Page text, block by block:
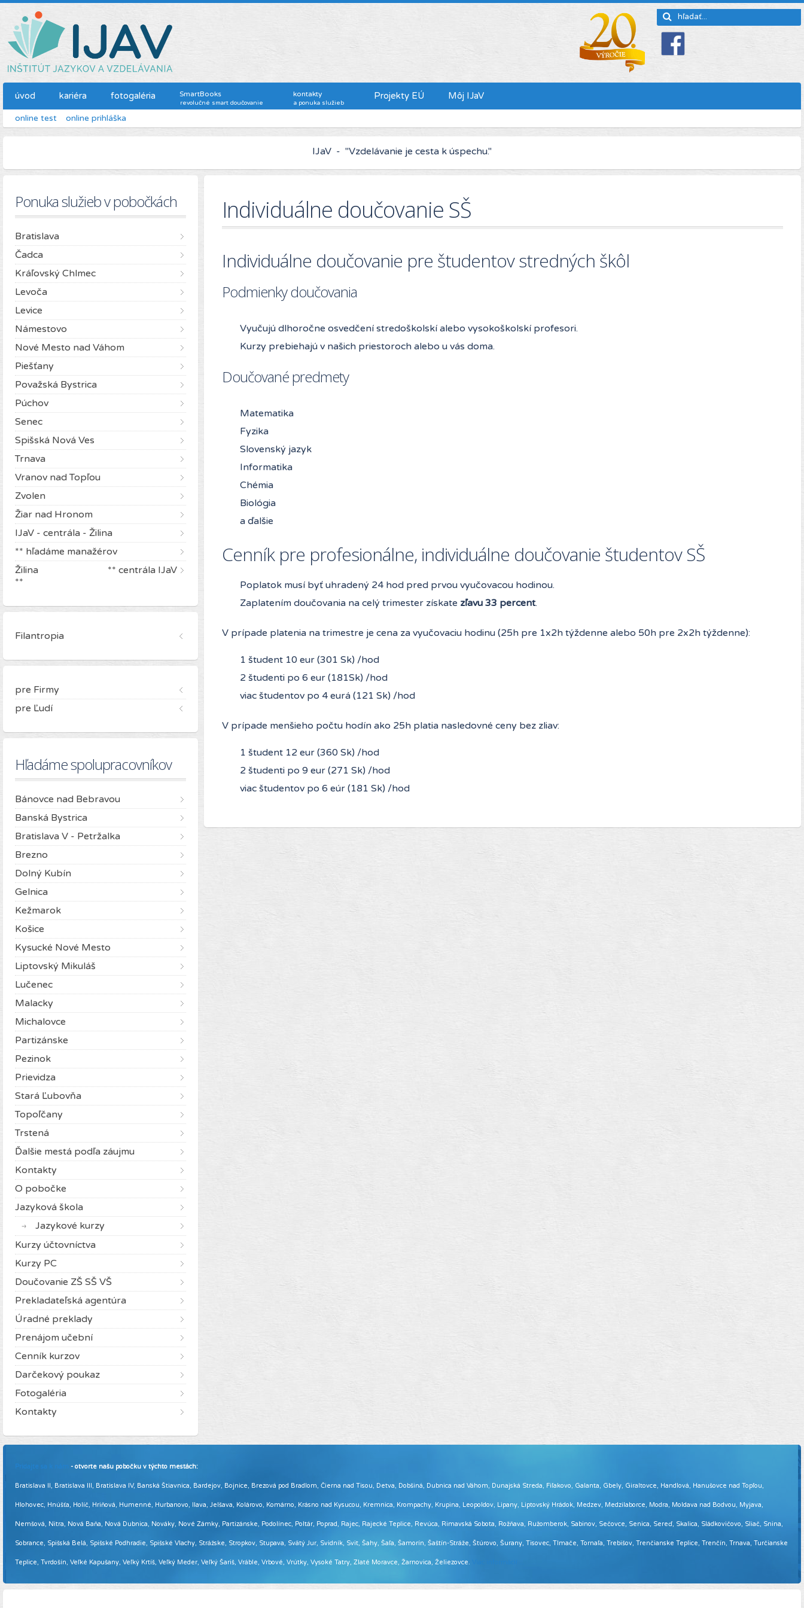
úvod kariéra fotogaléria SmartBooks
revolučné smart doučovanie
kontakty
a ponuka služieb
Projekty EÚ Môj IJaV
online test online prihláška
IJaV - "Kto chce viac zarábať, musí sa viac vzdelávať."
Individuálne doučovanie SŠ
Individuálne doučovanie pre študentov stredných škôl
Podmienky doučovania
Vyučujú dlhoročne osvedčení stredoškolskí alebo vysokoškolskí profesori.
Kurzy prebiehajú v našich priestoroch alebo u vás doma.
Doučované predmety
Matematika
Fyzika
Slovenský jazyk
Informatika
Chémia
Biológia
a ďalšie
Cenník pre profesionálne, individuálne doučovanie študentov SŠ
Poplatok musí byť uhradený 24 hod pred prvou vyučovacou hodinou.
Zaplatením doučovania na celý trimester získate zľavu 33 percent.
V prípade platenia na trimestre je cena za vyučovaciu hodinu (25h pre 1x2h týždenne alebo 50h pre 2x2h týždenne):
1 študent 10 eur (301 Sk) /hod
2 študenti po 6 eur (181Sk) /hod
viac študentov po 4 eurá (121 Sk) /hod
V prípade menšieho počtu hodín ako 25h platia nasledovné ceny bez zliav:
1 študent 12 eur (360 Sk) /hod
2 študenti po 9 eur (271 Sk) /hod
viac študentov po 6 eúr (181 Sk) /hod
Ponuka služieb v pobočkách
Bratislava
Čadca
Kráľovský Chlmec
Levoča
Levice
Námestovo
Nové Mesto nad Váhom
Piešťany
Považská Bystrica
Púchov
Senec
Spišská Nová Ves
Trnava
Vranov nad Topľou
Zvolen
Žiar nad Hronom
IJaV - centrála - Žilina
** hľadáme manažérov
Žilina ** centrála IJaV
**
Filantropia
pre Firmy
pre Ľudí
Hľadáme spolupracovníkov
Bánovce nad Bebravou
Banská Bystrica
Bratislava V - Petržalka
Brezno
Dolný Kubín
Gelnica
Kežmarok
Košice
Kysucké Nové Mesto
Liptovský Mikuláš
Lučenec
Malacky
Michalovce
Partizánske
Pezinok
Prievidza
Stará Ľubovňa
Topoľčany
Trstená
Ďalšie mestá podľa záujmu
Kontakty
O pobočke
Jazyková škola
Jazykové kurzy
Kurzy účtovníctva
Kurzy PC
Doučovanie ZŠ SŠ VŠ
Prekladateľská agentúra
Úradné preklady
Prenájom učební
Cenník kurzov
Darčekový poukaz
Fotogaléria
Kontakty
Pridajte sa k nám - otvorte našu pobočku v týchto mestách:
Bratislava II, Bratislava III, Bratislava IV, Banská Štiavnica, Bardejov, Bojnice, Brezová pod Bradlom, Čierna nad Tisou, Detva, Dobšiná, Dubnica nad Váhom, Dunajská Streda, Fiľakovo, Galanta, Gbely, Giraltovce, Handlová, Hanušovce nad Topľou,
Hlohovec, Hnúšťa, Holíč, Hriňová, Humenné, Hurbanovo, Ilava, Jelšava, Kolárovo, Komárno, Krásno nad Kysucou, Kremnica, Krompachy, Krupina, Leopoldov, Lipany, Liptovský Hrádok, Medzev, Medzilaborce, Modra, Moldava nad Bodvou, Myjava,
Nemšová, Nitra, Nová Baňa, Nová Dubnica, Nováky, Nové Zámky, Partizánske, Podolínec, Poltár, Poprad, Rajec, Rajecké Teplice, Revúca, Rimavská Sobota, Rožňava, Ružomberok, Sabinov, Sečovce, Senica, Sereď, Skalica, Sládkovičovo, Sliač, Snina,
Sobrance, Spišská Belá, Spišské Podhradie, Spišské Vlachy, Strážske, Stropkov, Stupava, Svätý Jur, Svidník, Svit, Šahy, Šaľa, Šamorín, Šaštín-Stráže, Štúrovo, Šurany, Tisovec, Tlmače, Tornaľa, Trebišov, Trenčianske Teplice, Trenčín, Trnava, Turčianske
Teplice, Tvrdošín, Veľké Kapušany, Veľký Krtíš, Veľký Meder, Veľký Šariš, Vráble, Vrbové, Vrútky, Vysoké Tatry, Zlaté Moravce, Žarnovica, Želiezovce.